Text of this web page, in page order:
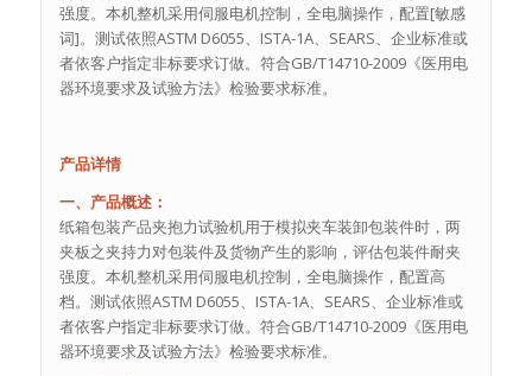
强度。本机整机采用伺服电机控制，全电脑操作，配置[敏感
词]。测试依照ASTM D6055、ISTA-1A、SEARS、企业标准或
者依客户指定非标要求订做。符合GB/T14710-2009《医用电
器环境要求及试验方法》检验要求标准。
产品详情
一、产品概述：
纸箱包装产品夹抱力试验机用于模拟夹车装卸包装件时，两
夹板之夹持力对包装件及货物产生的影响，评估包装件耐夹
强度。本机整机采用伺服电机控制，全电脑操作，配置高
档。测试依照ASTM D6055、ISTA-1A、SEARS、企业标准或
者依客户指定非标要求订做。符合GB/T14710-2009《医用电
器环境要求及试验方法》检验要求标准。